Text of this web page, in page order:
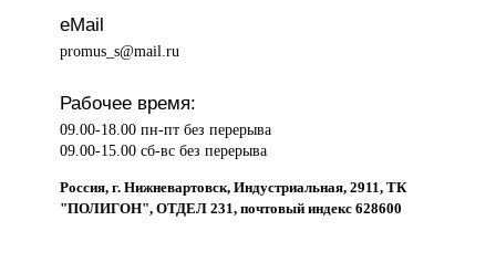
eMail
promus_s@mail.ru
Рабочее время:
09.00-18.00 пн-пт без перерыва
09.00-15.00 сб-вс без перерыва
Россия, г. Нижневартовск, Индустриальная, 2911, ТК
"ПОЛИГОН", ОТДЕЛ 231, почтовый индекс 628600